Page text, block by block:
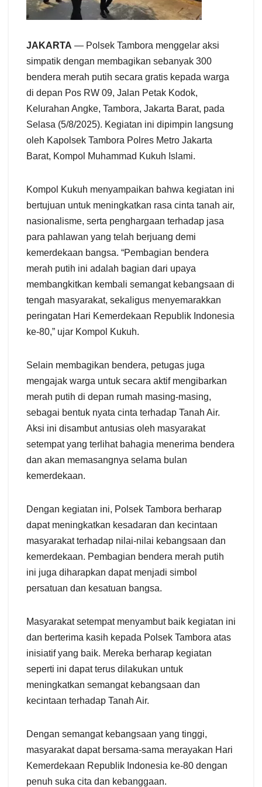
JAKARTA — Polsek Tambora menggelar aksi
simpatik dengan membagikan sebanyak 300
bendera merah putih secara gratis kepada warga
di depan Pos RW 09, Jalan Petak Kodok,
Kelurahan Angke, Tambora, Jakarta Barat, pada
Selasa (5/8/2025). Kegiatan ini dipimpin langsung
oleh Kapolsek Tambora Polres Metro Jakarta
Barat, Kompol Muhammad Kukuh Islami.
Kompol Kukuh menyampaikan bahwa kegiatan ini
bertujuan untuk meningkatkan rasa cinta tanah air,
nasionalisme, serta penghargaan terhadap jasa
para pahlawan yang telah berjuang demi
kemerdekaan bangsa. “Pembagian bendera
merah putih ini adalah bagian dari upaya
membangkitkan kembali semangat kebangsaan di
tengah masyarakat, sekaligus menyemarakkan
peringatan Hari Kemerdekaan Republik Indonesia
ke-80,” ujar Kompol Kukuh.
Selain membagikan bendera, petugas juga
mengajak warga untuk secara aktif mengibarkan
merah putih di depan rumah masing-masing,
sebagai bentuk nyata cinta terhadap Tanah Air.
Aksi ini disambut antusias oleh masyarakat
setempat yang terlihat bahagia menerima bendera
dan akan memasangnya selama bulan
kemerdekaan.
Dengan kegiatan ini, Polsek Tambora berharap
dapat meningkatkan kesadaran dan kecintaan
masyarakat terhadap nilai-nilai kebangsaan dan
kemerdekaan. Pembagian bendera merah putih
ini juga diharapkan dapat menjadi simbol
persatuan dan kesatuan bangsa.
Masyarakat setempat menyambut baik kegiatan ini
dan berterima kasih kepada Polsek Tambora atas
inisiatif yang baik. Mereka berharap kegiatan
seperti ini dapat terus dilakukan untuk
meningkatkan semangat kebangsaan dan
kecintaan terhadap Tanah Air.
Dengan semangat kebangsaan yang tinggi,
masyarakat dapat bersama-sama merayakan Hari
Kemerdekaan Republik Indonesia ke-80 dengan
penuh suka cita dan kebanggaan.